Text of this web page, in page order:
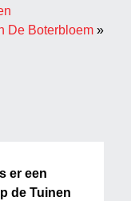
De Boterbloem»
er een
de Tuinen